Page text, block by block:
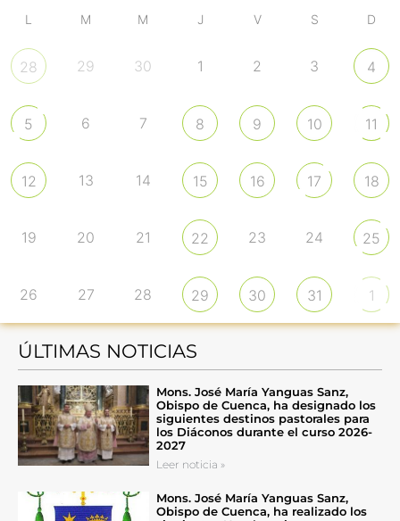
L M M J V S D
28 29 30 1 2 3 4
5 6 7 8 9 10 11
12 13 14 15 16 17 18
19 20 21 22 23 24 25
26 27 28 29 30 31 1
ÚLTIMAS NOTICIAS
Mons. José María Yanguas Sanz,
Obispo de Cuenca, ha designado los
siguientes destinos pastorales para
los Diáconos durante el curso 2026-
2027
Leer noticia »
Mons. José María Yanguas Sanz,
Obispo de Cuenca, ha realizado los